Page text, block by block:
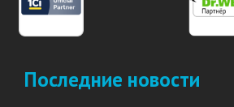
Последние новости